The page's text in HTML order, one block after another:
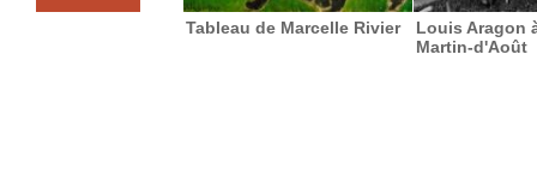
Tableau de Marcelle Rivier
Louis Aragon
Martin-d'Août